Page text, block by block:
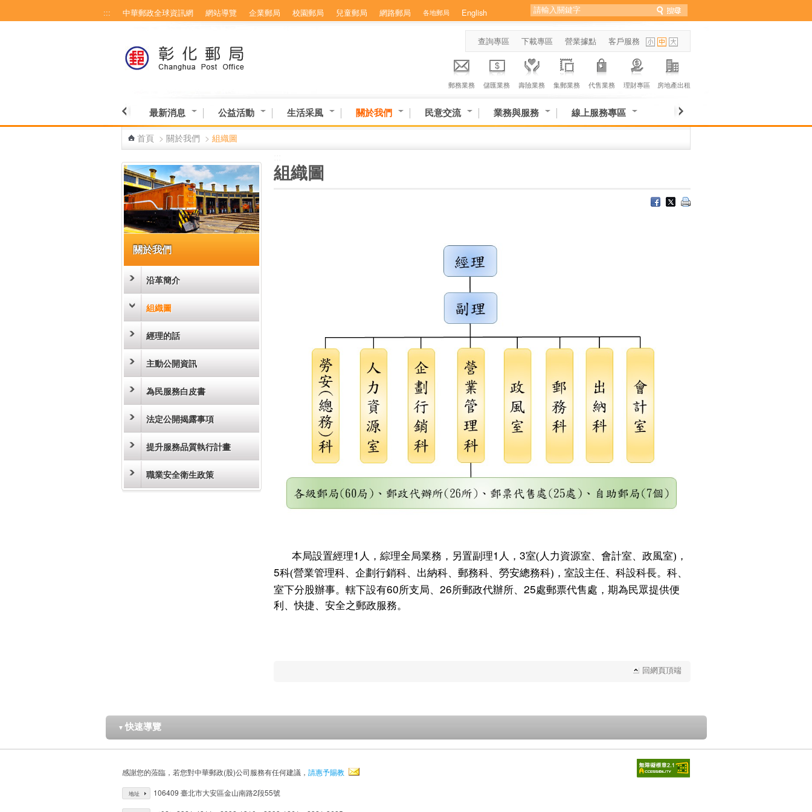
::: 中華郵政全球資訊網 網站導覽 企業郵局 校園郵局 兒童郵局 網路郵局 各地郵局 English
查詢專區 下載專區 營業據點 客戶服務
郵務業務 儲匯業務 壽險業務 集郵業務 代售業務 理財專區 房地產出租
最新消息 公益活動 生活采風 關於我們 民意交流 業務與服務 線上服務專區
首頁 > 關於我們 > 組織圖
關於我們
沿革簡介
組織圖
經理的話
主動公開資訊
為民服務白皮書
法定公開揭露事項
提升服務品質執行計畫
職業安全衛生政策
組織圖
本局設置經理1 人，綜理全局業務，另置副理1 人，3室( 人力資源室、會計室、政風室) ，
5科(營業管理科、企劃行銷科、出納科、郵務科、 勞安總務科) ，室設主任、科設科長。科、
室下分股辦事。轄下設有60所支局、26所郵政代辦所、25處郵票代售處，期為民眾提供便
利、快捷、安全之郵政服務。
回網頁頂端
▼ 快速導覽
感謝您的蒞臨，若您對中華郵政(股)公司服務有任何建議， 請惠予賜教
地址 106409 臺北市大安區金山南路2段55號